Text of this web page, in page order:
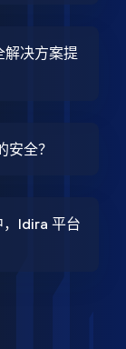
解决方案提
全？
Idira 平台